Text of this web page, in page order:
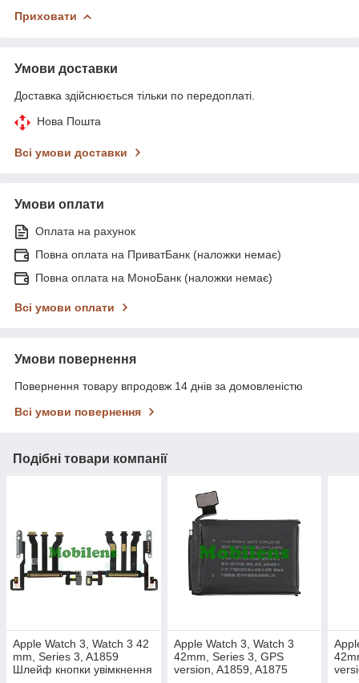
Приховати
Умови доставки
Доставка здійснюється тільки по передоплаті.
Нова Пошта
Всі умови доставки
Умови оплати
Оплата на рахунок
Повна оплата на ПриватБанк (наложки немає)
Повна оплата на МоноБанк (наложки немає)
Всі умови оплати
Умови повернення
Повернення товару впродовж 14 днів за домовленістю
Всі умови повернення
Подібні товари компанії
Apple Watch 3, Watch 3 42
mm, Series 3, A1859
Шлейф кнопки увімкнення
Apple Watch 3, Watch 3
42mm, Series 3, GPS
version, A1859, A1875